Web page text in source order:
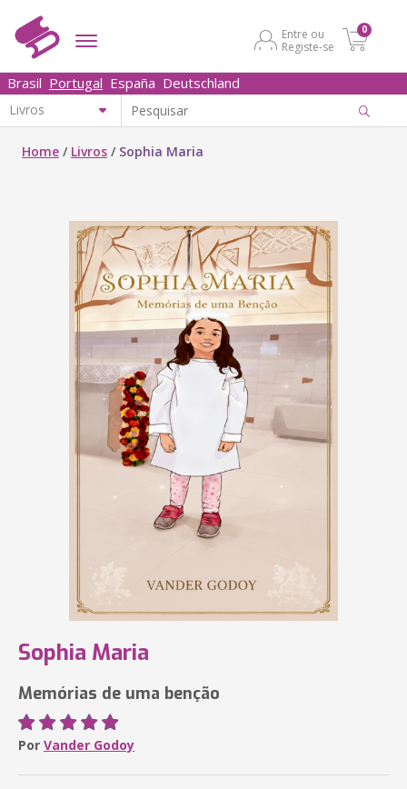
Entre ou
Registe-se
0
Brasil Portugal España Deutschland
Home / Livros / Sophia Maria
Sophia Maria
Memórias de uma benção
Por Vander Godoy